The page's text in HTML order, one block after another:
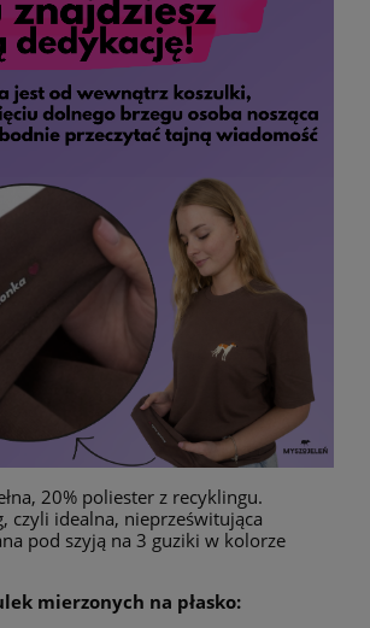
20% poliester z recyklingu.
czyli idealna, nieprześwitująca
pod szyją na 3 guziki w kolorze
mierzonych na płasko: